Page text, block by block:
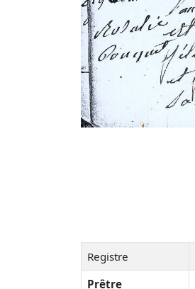
Registre
Prêtre